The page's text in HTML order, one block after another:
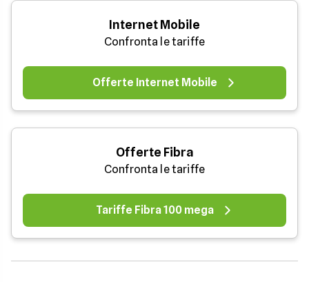
Internet Mobile
Confronta le tariffe
Offerte Internet Mobile
Offerte Fibra
Confronta le tariffe
Tariffe Fibra 100 mega